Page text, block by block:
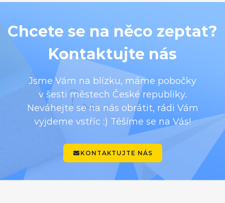
Chcete se na něco zeptat?
Kontaktujte nás
Jsme Vám na blízku, máme pobočky
v šesti městech České republiky.
Neváhejte se na nás obrátit, rádi Vám
vyjdeme vstříc :) Těšíme se na Vás!
KONTAKTUJTE NÁS